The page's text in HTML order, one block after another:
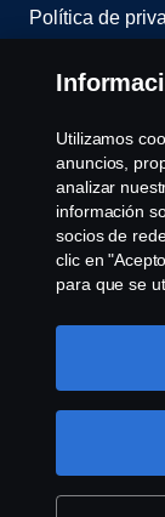
Política de
Scania
Política de
Opciones de
© Copyright
Utilizamos
anuncios,
analizar
información
socios de
clic en
para que se
haciendo clic